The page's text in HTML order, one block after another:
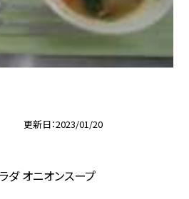
更新日 2023/01/20
ダ オニオンスープ